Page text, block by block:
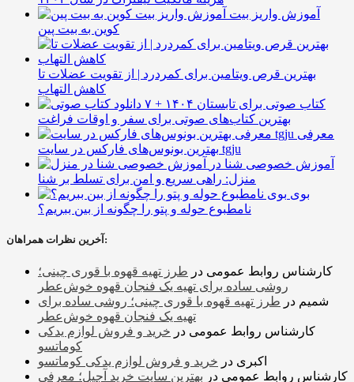
آموزش واریز بیت
کوین به بیت پین
بهترین قرص ویتامین برای کمردرد | از تقویت عضلات تا
کاهش التهاب
۷ کتاب صوتی برای تابستان ۱۴۰۴ +
بهترین کتاب‌های صوتی برای سفر و اوقات فراغت
معرفی
بهترین بونوس‌های فارکس در سایت tgju
آموزش خصوصی شنا در
منزل: راهی سریع و امن برای تسلط بر شنا
بوی
نامطبوع حوله و پتو را چگونه از بین ببریم؟
آخرین نظرات همراهان:
کارشناس روابط عمومی در طرز تهیه قهوه با قوری چینی؛
روشی ساده برای تهیه یک فنجان قهوه خوش‌عطر
شمیم در طرز تهیه قهوه با قوری چینی؛ روشی ساده برای
تهیه یک فنجان قهوه خوش‌عطر
کارشناس روابط عمومی در خرید و فروش لوازم یدکی
کوماتسو
اکبری در خرید و فروش لوازم یدکی کوماتسو
کارشناس روابط عمومی در بهترین سایت خرید آجیل؛ معرفی